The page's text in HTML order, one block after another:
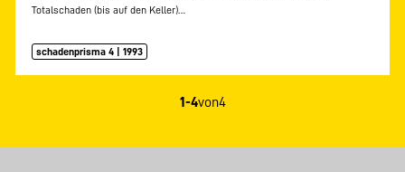
Totalschaden (bis auf den Keller)…
schadenprisma 4 | 1993
1-4von4